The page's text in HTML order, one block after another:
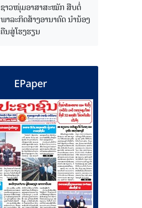
ຊາວໜຸ່ມອາສາສະໝັກ ສືບຕໍ່
ພາລະກິດສ້າງອານາຄົດ ນໍານ້ອງ
ຄືນສູ່ໂຮງຮຽນ
EPaper